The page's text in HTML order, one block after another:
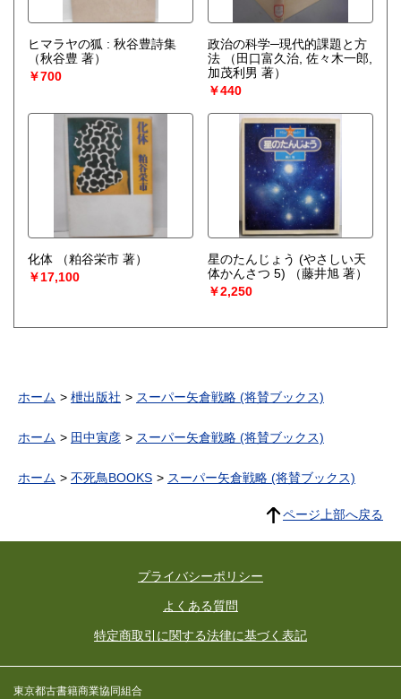
ヒマラヤの狐 : 秋谷豊詩集
（秋谷豊 著）
￥700
政治の科学─現代的課題と方
法
（田口富久治, 佐々木一郎,
加茂利男 著）
￥440
化体
（粕谷栄市 著）
￥17,100
星のたんじょう (やさしい天
体かんさつ 5)
（藤井旭 著）
￥2,250
ホーム 枻出版社 スーパー矢倉戦略 (将賛ブックス)
ホーム 田中寅彦 スーパー矢倉戦略 (将賛ブックス)
ホーム 不死鳥BOOKS スーパー矢倉戦略 (将賛ブックス)
ページ上部へ戻る
プライバシーポリシー
よくある質問
特定商取引に関する法律に基づく表記
東京都古書籍商業協同組合